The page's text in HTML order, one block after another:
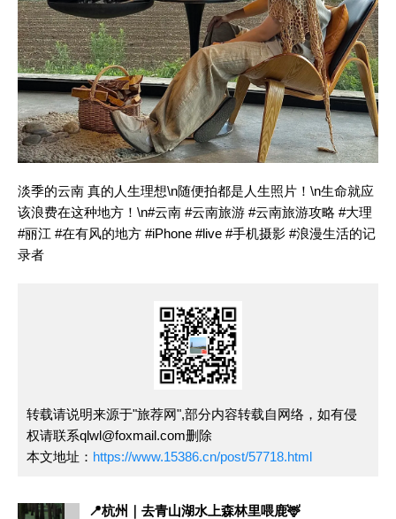
淡季的云南 真的人生理想\n随便拍都是人生照片！\n生命就应
该浪费在这种地方！\n#云南 #云南旅游 #云南旅游攻略 #大理
#丽江 #在有风的地方 #iPhone #live #手机摄影 #浪漫生活的记
录者
转载请说明来源于"旅荐网",部分内容转载自网络，如有侵
权请联系qlwl@foxmail.com删除
本文地址： https://www.15386.cn/post/57718.html
📍杭州｜去青山湖水上森林里喂鹿🦌